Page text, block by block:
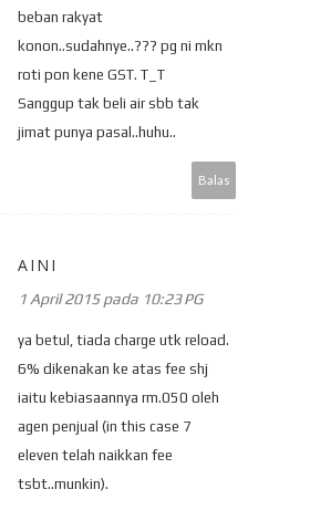
beban rakyat
konon..sudahnye..??? pg ni mkn
roti pon kene GST. T_T
Sanggup tak beli air sbb tak
jimat punya pasal..huhu..
Balas
AINI
1 April 2015 pada 10:23 PG
ya betul, tiada charge utk reload.
6% dikenakan ke atas fee shj
iaitu kebiasaannya rm.050 oleh
agen penjual (in this case 7
eleven telah naikkan fee
tsbt..munkin).